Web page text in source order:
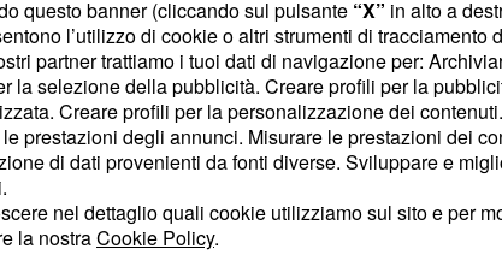
seguire alle 21:30 ci sarà la riproposizione del
vero e proprio classico delle feste.
in prime time è prevista la messa in onda
di Dory, seguito alle 23 dal concerto di
Su Rai 3, invece, andrà in onda la prima
Festival del Circo di Montecarlo
Greta Marchetto.
questo banner (cliccando sul pulsante “X” in alto a
l’utilizzo di cookie o altri strumenti di tracciamento
partner trattiamo i tuoi dati di navigazione per:
la selezione della pubblicità. Creare profili per la
Creare profili per la personalizzazione dei
prestazioni degli annunci. Misurare le prestazioni dei
di dati provenienti da fonti diverse. Sviluppare e
nel dettaglio quali cookie utilizziamo sul sito e per
la nostraCookie Policy.